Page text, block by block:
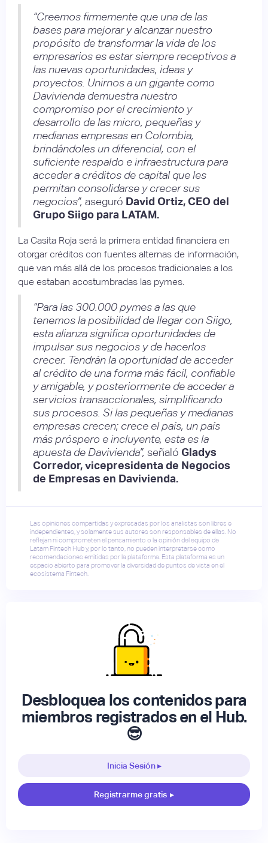
“Creemos firmemente que una de las
bases para mejorar y alcanzar nuestro
propósito de transformar la vida de los
empresarios es estar siempre receptivos a
las nuevas oportunidades, ideas y
proyectos. Unirnos a un gigante como
Davivienda demuestra nuestro
compromiso por el crecimiento y
desarrollo de las micro, pequeñas y
medianas empresas en Colombia,
brindándoles un diferencial, con el
suficiente respaldo e infraestructura para
acceder a créditos de capital que les
permitan consolidarse y crecer sus
negocios”, aseguró David Ortiz, CEO del
Grupo Siigo para LATAM.
La Casita Roja será la primera entidad financiera en
otorgar créditos con fuentes alternas de información,
que van más allá de los procesos tradicionales a los
que estaban acostumbradas las pymes.
“Para las 300.000 pymes a las que
tenemos la posibilidad de llegar con Siigo,
esta alianza significa oportunidades de
impulsar sus negocios y de hacerlos
crecer. Tendrán la oportunidad de acceder
al crédito de una forma más fácil, confiable
y amigable, y posteriormente de acceder a
servicios transaccionales, simplificando
sus procesos. Si las pequeñas y medianas
empresas crecen; crece el país, un país
más próspero e incluyente, esta es la
apuesta de Davivienda”, señaló Gladys
Corredor, vicepresidenta de Negocios
de Empresas en Davivienda.
Las opiniones compartidas y expresadas por los analistas son libres e
independientes, y solamente sus autores son responsables de ellas. No
reflejan ni comprometen el pensamiento o la opinión del equipo de
Latam Fintech Hub y, por lo tanto, no pueden interpretarse como
recomendaciones emitidas por la plataforma. Esta plataforma es un
espacio abierto para promover la diversidad de puntos de vista en el
ecosistema Fintech.
Desbloquea los contenidos para
miembros registrados en el Hub.
😎
Inicia Sesión ▸
Registrarme gratis ▸